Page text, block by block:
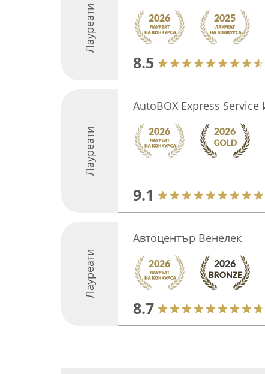
Лауреати
8.5
Лауреати
AutoBOX Express Service
9.1
Лауреати
Автоцентър Венелек
8.7